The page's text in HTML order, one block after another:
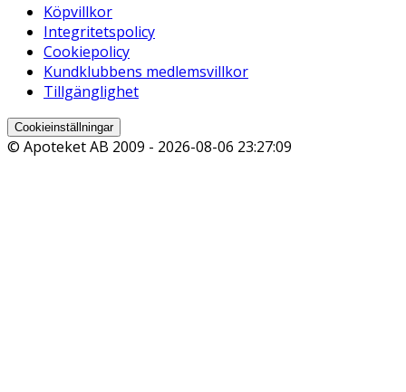
Köpvillkor
Integritetspolicy
Cookiepolicy
Kundklubbens medlemsvillkor
Tillgänglighet
Cookieinställningar
© Apoteket AB 2009 - 2026-08-06 23:27:09